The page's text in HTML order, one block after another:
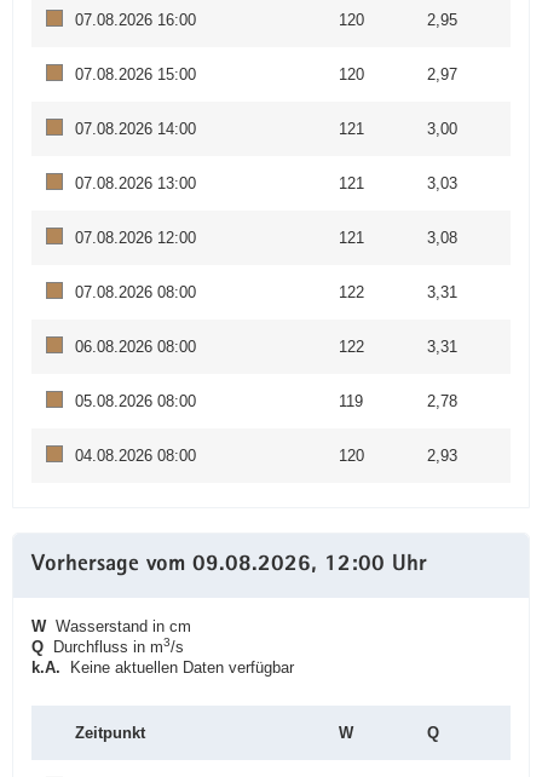
07.08.2026 16:00 120 2,95
07.08.2026 15:00 120 2,97
07.08.2026 14:00 121 3,00
07.08.2026 13:00 121 3,03
07.08.2026 12:00 121 3,08
07.08.2026 08:00 122 3,31
06.08.2026 08:00 122 3,31
05.08.2026 08:00 119 2,78
04.08.2026 08:00 120 2,93
Vorhersage vom 09.08.2026, 12:00 Uhr
WWasserstand in cm
Q Durchfluss in m3/s
k.A. Keine aktuellen Daten verfügbar
Zeitpunkt W Q